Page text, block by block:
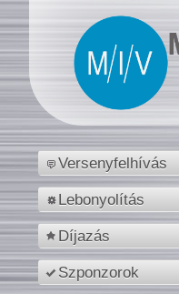
Versenyfelhívás
Lebonyolítás
Díjazás
Szponzorok